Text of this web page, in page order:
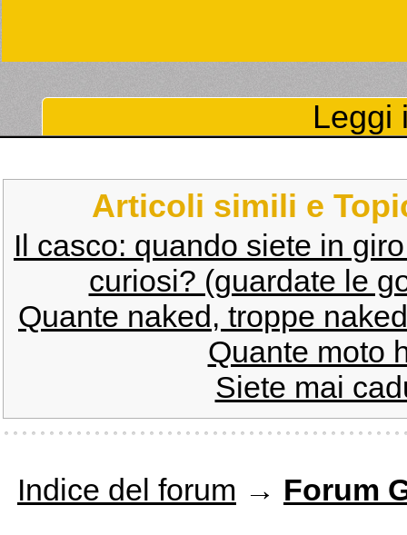
Leggi
Articoli simili e
Il casco: quando siete in
curiosi? (guardate le
Quante naked, troppe
Quante moto
Siete mai
Indice del forum → Forum